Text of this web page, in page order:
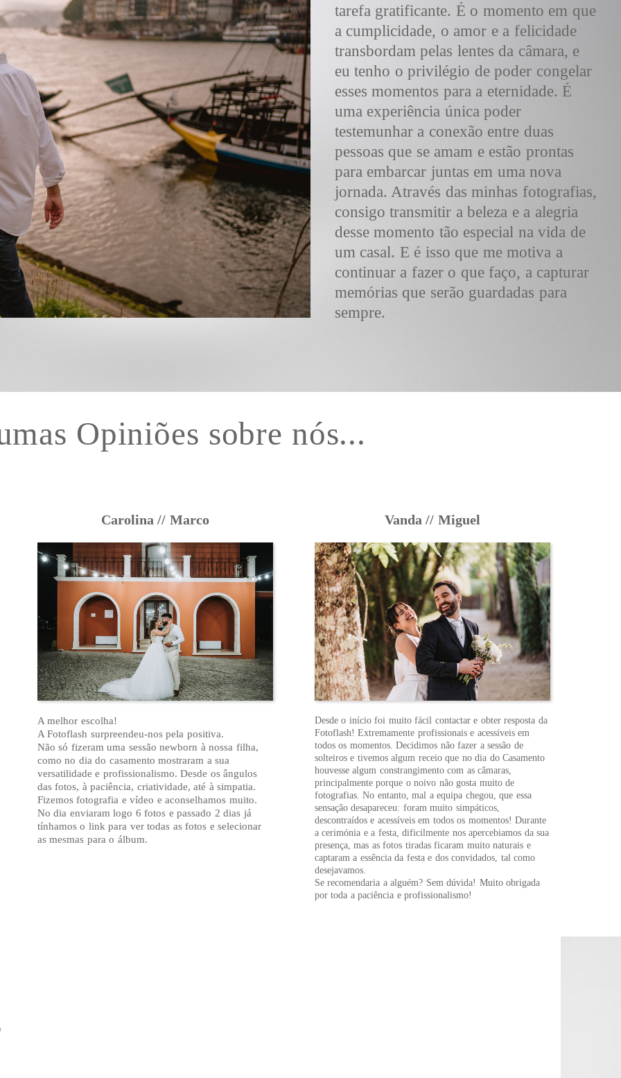
tarefa gratificante. É o momento em que
a cumplicidade, o amor e a felicidade
transbordam pelas lentes da câmara, e
eu tenho o privilégio de poder congelar
esses momentos para a eternidade. É
uma experiência única poder
testemunhar a conexão entre duas
pessoas que se amam e estão prontas
para embarcar juntas em uma nova
jornada. Através das minhas fotografias,
consigo transmitir a beleza e a alegria
desse momento tão especial na vida de
um casal. E é isso que me motiva a
continuar a fazer o que faço, a capturar
memórias que serão guardadas para
sempre.
Opiniões sobre nós...
Carolina // Marco
A melhor escolha!
A Fotoflash surpreendeu-nos pela positiva.
Não só fizeram uma sessão newborn à nossa filha,
como no dia do casamento mostraram a sua
versatilidade e profissionalismo. Desde os ângulos
das fotos, à paciência, criatividade, até à simpatia.
Fizemos fotografia e vídeo e aconselhamos muito.
No dia enviaram logo 6 fotos e passado 2 dias já
tínhamos o link para ver todas as fotos e selecionar
as mesmas para o álbum.
Vanda // Miguel
Desde o início foi muito fácil contactar e obter resposta da
Fotoflash! Extremamente profissionais e acessíveis em
todos os momentos. Decidimos não fazer a sessão de
solteiros e tivemos algum receio que no dia do Casamento
houvesse algum constrangimento com as câmaras,
principalmente porque o noivo não gosta muito de
fotografias. No entanto, mal a equipa chegou, que essa
sensação desapareceu: foram muito simpáticos,
descontraídos e acessíveis em todos os momentos! Durante
a cerimónia e a festa, dificilmente nos apercebiamos da sua
presença, mas as fotos tiradas ficaram muito naturais e
captaram a essência da festa e dos convidados, tal como
desejavamos.
Se recomendaria a alguém? Sem dúvida! Muito obrigada
por toda a paciência e profissionalismo!